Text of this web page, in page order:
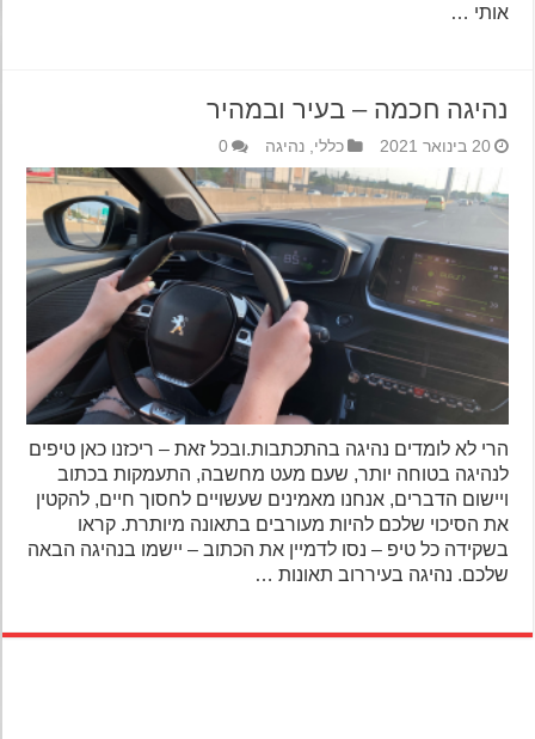
אותי …
נהיגה חכמה – בעיר ובמהיר
20 בינואר 2021 כללי,נהיגה 0
הרי לא לומדים נהיגה בהתכתבות.ובכל זאת – ריכזנו כאן טיפים
לנהיגה בטוחה יותר, שעם מעט מחשבה, התעמקות בכתוב
ויישום הדברים, אנחנו מאמינים שעשויים לחסוך חיים, להקטין
את הסיכוי שלכם להיות מעורבים בתאונה מיותרת. קראו
בשקידה כל טיפ – נסו לדמיין את הכתוב – יישמו בנהיגה הבאה
שלכם. נהיגה בעיררוב תאונות …